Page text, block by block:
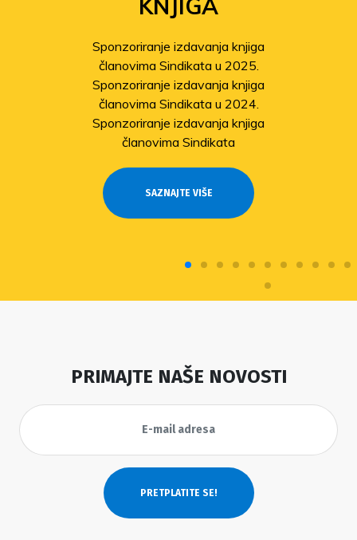
KNJIGA
Sponzoriranje izdavanja knjiga
članovima Sindikata u 2025.
Sponzoriranje izdavanja knjiga
članovima Sindikata u 2024.
Sponzoriranje izdavanja knjiga
članovima Sindikata
SAZNAJTE VIŠE
PRIMAJTE NAŠE NOVOSTI